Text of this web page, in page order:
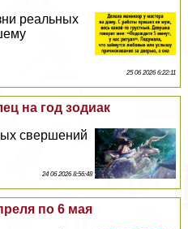
реальных
25 06 2026 6:22:11
на год зодиак
свершений
24 06 2026 8:56:48
по 6 мая